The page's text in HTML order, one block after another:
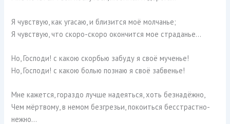
Я чувствую, как угасаю, и близится моё молчанье;
Я чувствую, что скоро-скоро окончится мое страданье…
Но, Господи! с какою скорбью забуду я своё мученье!
Но, Господи! с какою болью познаю я своё забвенье!
Мне кажется, гораздо лучше надеяться, хоть безнадёжно,
Чем мёртвому, в немом безгрезьи, покоиться бесстрастно-
нежно…